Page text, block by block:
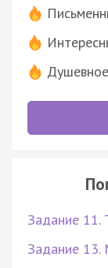
Задание 11.
Задание 13.